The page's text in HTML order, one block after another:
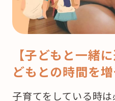
【子どもと一緒
どもとの時間を
子育てをしている時